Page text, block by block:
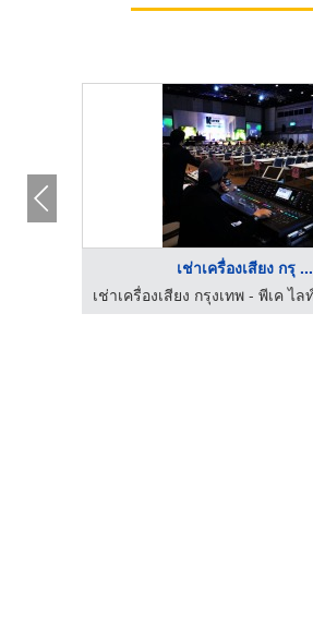
เช่าเครื่องเสียง กรุ ...